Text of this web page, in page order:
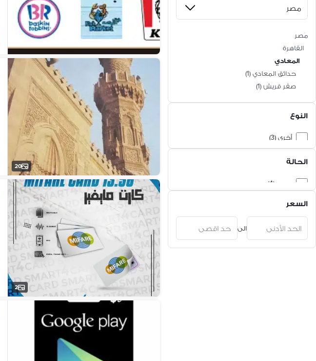
مَصر
القاهرة
المعادي
حدائق المعادي (
1
)
صقر قريش (
1
)
النوع
أخرى (3)
الحالة
جديد (4)
السعر
الى
20
2